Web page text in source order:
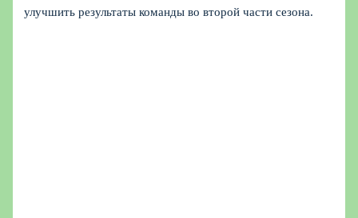
улучшить результаты команды во второй части сезона.